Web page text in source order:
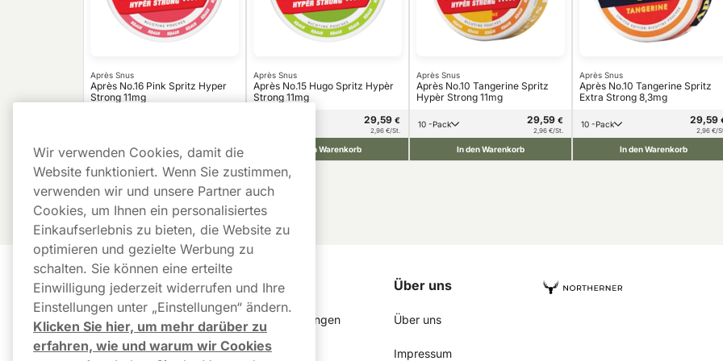
Après Snus
Après No.16 Pink Spritz Hyper
Strong 11mg
In den Warenkorb
Après Snus
Après No.15 Hugo Spritz Hypèr
Strong 11mg
29,59 €
2,96 €/St.
In den Warenkorb
Après Snus
Après No.10 Tangerine Spritz
Hypèr Strong 11mg
10 -Pack 29,59 €
2,96 €/St.
In den Warenkorb
Après Snus
Après No.10 Tangerine Spritz
Extra Strong 8,3mg
10 -Pack 29,59
2,96 €/St.
In den Warenkorb
Kundendienst
Kundendienst
FAQ
Links
Cookie Einstellungen
Bestellverlauf
Über uns
Über uns
Impressum
Wir verwenden Cookies, damit die
Website funktioniert. Wenn Sie zustimmen,
verwenden wir und unsere Partner auch
Cookies, um Ihnen ein personalisiertes
Einkaufserlebnis zu bieten, die Website zu
optimieren und gezielte Werbung zu
schalten. Sie können eine erteilte
Einwilligung jederzeit widerrufen und Ihre
Einstellungen unter „Einstellungen“ ändern.
Klicken Sie hier, um mehr darüber zu
erfahren, wie und warum wir Cookies